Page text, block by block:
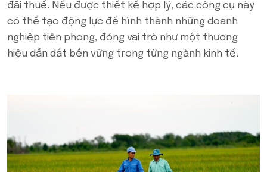
đãi thuế. Nếu được thiết kế hợp lý, các công cụ này
có thể tạo động lực để hình thành những doanh
nghiệp tiên phong, đóng vai trò như một thương
hiệu dẫn dắt bền vững trong từng ngành kinh tế.